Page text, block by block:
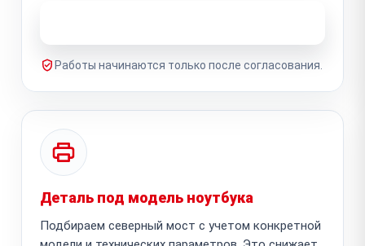
Работы начинаются только после согласования.
Деталь под модель ноутбука
Подбираем северный мост с учетом конкретной